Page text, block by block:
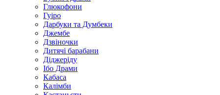
Глюкофони
Гуіро
Дарбуки та Думбеки
Джембе
Дзвіночки
Дитячі барабани
Діджеріду
Ібо Драми
Кабаса
Калімби